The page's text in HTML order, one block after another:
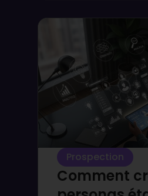
Prospection
Comment